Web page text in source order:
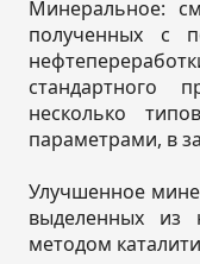
Минеральное:
полученных с
стандартного
несколько
параметрами, в
Улучшенное
выделенных из
методом